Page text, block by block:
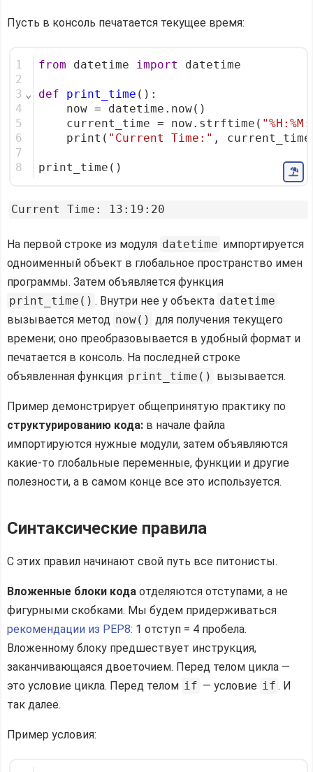
Пусть в консоль печатается текущее время:
1
2
3
4
5
6
7
8
⌄
from datetime import datetime
def print_time ():
    now = datetime.now()
    current_time = now.strftime(
    print(
"Current Time:" ,
print_time()
На первой строке из модуля datetime импортируется
одноименный объект в глобальное пространство имен
программы. Затем объявляется функция
print_time() . Внутри нее у объекта datetime
вызывается метод now() для получения текущего
времени; оно преобразовывается в удобный формат и
печатается в консоль. На последней строке
объявленная функция print_time() вызывается.
Пример демонстрирует общепринятую практику по
структурированию кода: в начале файла
импортируются нужные модули, затем объявляются
какие-то глобальные переменные, функции и другие
полезности, а в самом конце все это используется.
Синтаксические правила
С этих правил начинают свой путь все питонисты.
Вложенные блоки кода отделяются отступами, а не
фигурными скобками. Мы будем придерживаться
рекомендации из PEP8: 1 отступ = 4 пробела.
Вложенному блоку предшествует инструкция,
заканчивающаяся двоеточием. Перед телом цикла —
это условие цикла. Перед телом if — условие if . И
так далее.
Пример условия: